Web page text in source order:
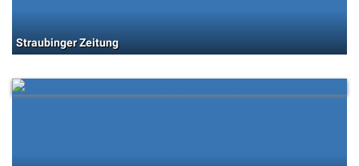
Straubinger Zeitung